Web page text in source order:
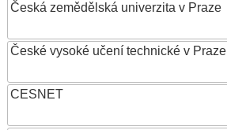
Česká zemědělská univerzita v Praze
České vysoké učení technické v Praze
CESNET